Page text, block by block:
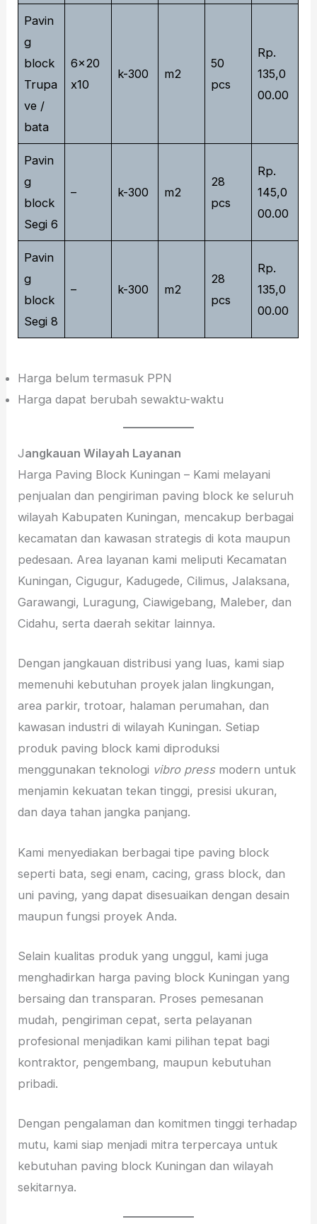
Pavin
g
block
Trupa
ve /
bata
6x20
x10
k-300 m2
50
pcs
Rp.
135,0
00.00
Pavin
g
block
Segi 6
– k-300 m2
28
pcs
Rp.
145,0
00.00
Pavin
g
block
Segi 8
– k-300 m2
28
pcs
Rp.
135,0
00.00
Harga belum termasuk PPN
Harga dapat berubah sewaktu-waktu
Jangkauan Wilayah Layanan
Harga Paving Block Kuningan – Kami melayani
penjualan dan pengiriman paving block ke seluruh
wilayah Kabupaten Kuningan, mencakup berbagai
kecamatan dan kawasan strategis di kota maupun
pedesaan. Area layanan kami meliputi Kecamatan
Kuningan, Cigugur, Kadugede, Cilimus, Jalaksana,
Garawangi, Luragung, Ciawigebang, Maleber, dan
Cidahu, serta daerah sekitar lainnya.
Dengan jangkauan distribusi yang luas, kami siap
memenuhi kebutuhan proyek jalan lingkungan,
area parkir, trotoar, halaman perumahan, dan
kawasan industri di wilayah Kuningan. Setiap
produk paving block kami diproduksi
menggunakan teknologi vibro pressmodern untuk
menjamin kekuatan tekan tinggi, presisi ukuran,
dan daya tahan jangka panjang.
Kami menyediakan berbagai tipe paving block
seperti bata, segi enam, cacing, grass block, dan
uni paving, yang dapat disesuaikan dengan desain
maupun fungsi proyek Anda.
Selain kualitas produk yang unggul, kami juga
menghadirkan harga paving block Kuningan yang
bersaing dan transparan. Proses pemesanan
mudah, pengiriman cepat, serta pelayanan
profesional menjadikan kami pilihan tepat bagi
kontraktor, pengembang, maupun kebutuhan
pribadi.
Dengan pengalaman dan komitmen tinggi terhadap
mutu, kami siap menjadi mitra terpercaya untuk
kebutuhan paving block Kuningan dan wilayah
sekitarnya.